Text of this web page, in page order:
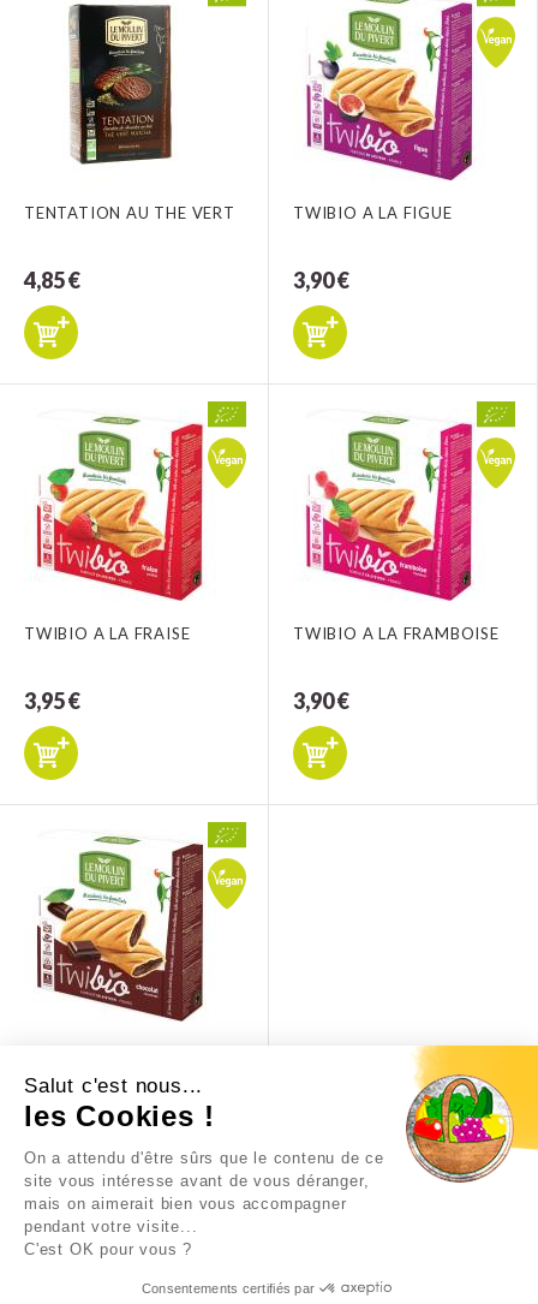
Salut c'est nous...
les Cookies !
On a attendu d'être sûrs que le contenu de ce
site vous intéresse avant de vous déranger,
mais on aimerait bien vous accompagner
pendant votre visite...
C'est OK pour vous ?
Consentements certifiés par
TENTATION AU THE VERT
4,85 €
TWIBIO A LA FIGUE
3,90 €
TWIBIO A LA FRAISE
3,95 €
TWIBIO A LA FRAMBOISE
3,90 €
4,10 €